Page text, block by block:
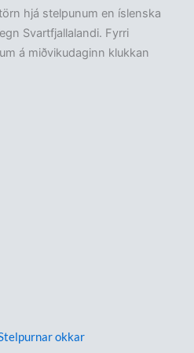
hjá stelpunum en íslenska
Svartfjallalandi. Fyrri
á miðvikudaginn klukkan
okkar